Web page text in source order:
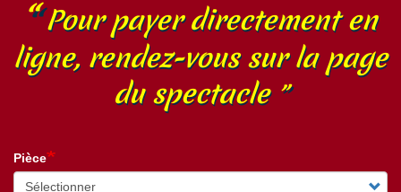
Pour payer directement en
ligne, rendez-vous sur la page
du spectacle
Pièce